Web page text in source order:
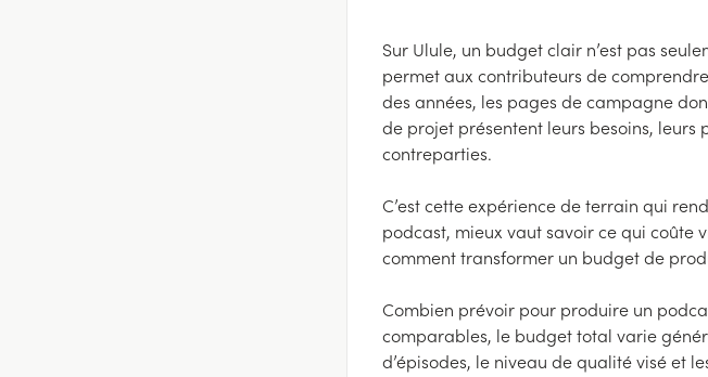
Sur Ulule, un budget clair n’est pas
permet aux contributeurs de
des années, les pages de campagne
de projet présentent leurs besoins, leurs
contreparties.
C’est cette expérience de terrain qui
podcast, mieux vaut savoir ce qui coûte
comment transformer un budget de
Combien prévoir pour produire un
comparables, le budget total varie
d’épisodes, le niveau de qualité visé et